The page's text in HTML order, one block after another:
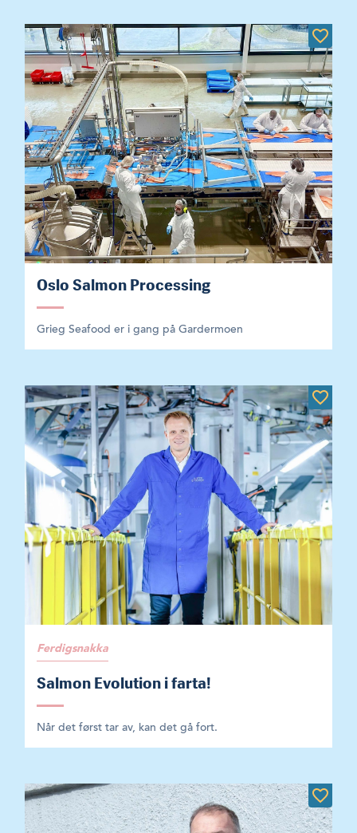
Oslo Salmon Processing
Grieg Seafood er i gang på Gardermoen
Ferdigsnakka
Salmon Evolution i farta!
Når det først tar av, kan det gå fort.